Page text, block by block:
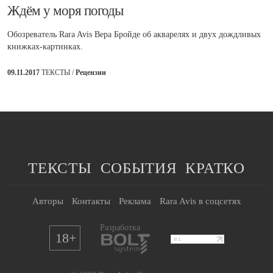
​Ждём у моря погоды
Обозреватель Rara Avis Вера Бройде об акварелях и двух дождливых
книжках-картинках.
09.11.2017 ТЕКСТЫ /Рецензии
ТЕКСТЫ СОБЫТИЯ КРАТКО
Авторы Контакты Реклама Rara Avis в соцсетях
18+
Разработка